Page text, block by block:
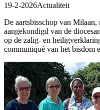
19-2-2026Actualiteit
De aartsbisschop van
aangekondigd van de
op de zalig- en
communiqué van het bisdom